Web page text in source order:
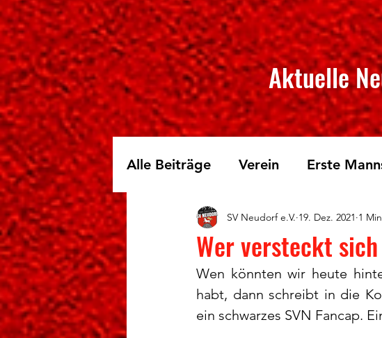
Aktuelle
Alle Beiträge Verein Erste
Skilanglauf Fichtelberglauf
Wer versteckt
SV Neudorf e.V. 19. Dez. 2021 1
Wen könnten wir heute
habt, dann schreibt in die
ein schwarzes SVN Fancap.